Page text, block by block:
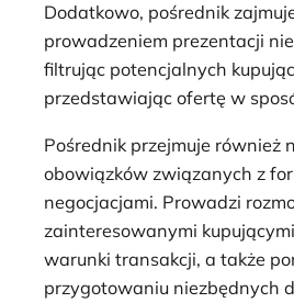
Dodatkowo, pośrednik
prowadzeniem prezentacji
filtrując potencjalnych
przedstawiając ofertę w
Pośrednik przejmuje również
obowiązków związanych z
negocjacjami. Prowadzi
zainteresowanymi
warunki transakcji, a także
przygotowaniu niezbędnych